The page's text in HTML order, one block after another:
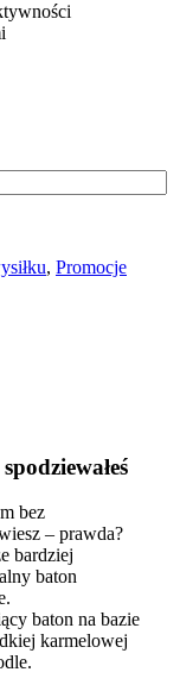
, Promocje
bez
– prawda?
bardziej
baton
baton na bazie
karmelowej